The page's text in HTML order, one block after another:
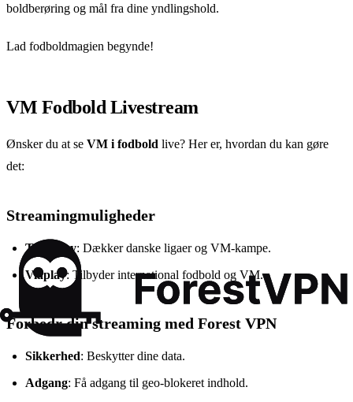
boldberøring og mål fra dine yndlingshold.
Lad fodboldmagien begynde!
VM Fodbold Livestream
Ønsker du at se VM i fodbold live? Her er, hvordan du kan gøre
det:
Streamingmuligheder
TV2 Play: Dækker danske ligaer og VM-kampe.
Viaplay: Tilbyder international fodbold og VM.
Forbedr din streaming med Forest VPN
Sikkerhed: Beskytter dine data.
Adgang: Få adgang til geo-blokeret indhold.